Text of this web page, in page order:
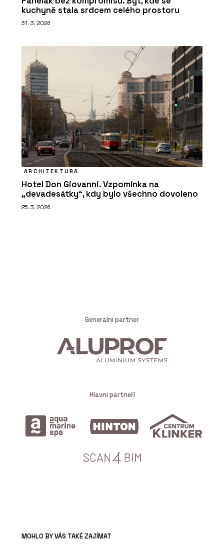
kuchyně stala srdcem celého prostoru
31. 3. 2026
ARCHITEKTURA
Hotel Don Giovanni. Vzpomínka na
„devadesátky“, kdy bylo všechno dovoleno
25. 3. 2026
Generální partner
Hlavní partneři
MOHLO BY VÁS TAKÉ ZAJÍMAT